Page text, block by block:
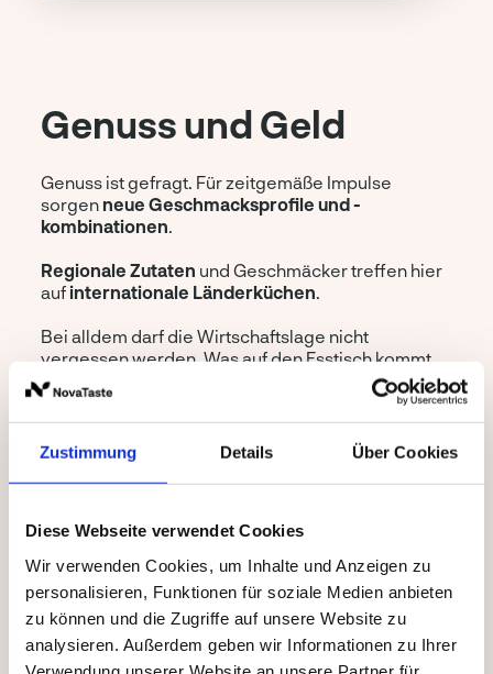
Zustimmung Details Über Cookies
Diese Webseite verwendet Cookies
Wir verwenden Cookies, um Inhalte und Anzeigen zu
personalisieren, Funktionen für soziale Medien anbieten
zu können und die Zugriffe auf unsere Website zu
analysieren. Außerdem geben wir Informationen zu Ihrer
Genuss und Geld
Genuss ist gefragt. Für zeitgemäße Impulse
sorgen neue Geschmacksprofile und -
kombinationen.
Regionale Zutaten und Geschmäcker treffen hier
auf internationale Länderküchen.
Bei alldem darf die Wirtschaftslage nicht
vergessen werden. Was auf den Esstisch kommt,
entscheidet auch der
Die Leistbarkeit von Lebensmitteln treibt
Entwicklungen im Lebensmittelbereich voran und
entscheidet
Alles zeigt auf Geflügel
Nahrhaft, proteinreich, fettarm und günstig
bringt Geflügelfleisch viele der aktuellen
Ansprüche auf einen Nenner.